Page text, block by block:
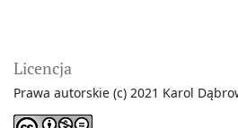
Licencja
Prawa autorskie (c) 2021 Karol